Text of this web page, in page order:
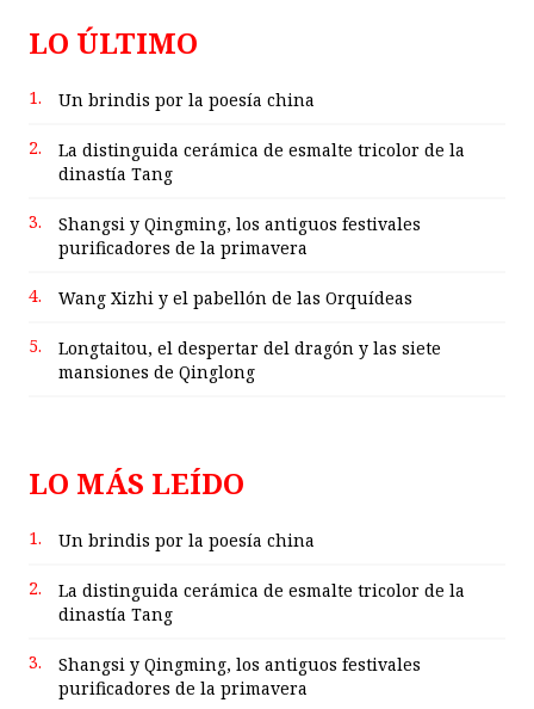
LO ÚLTIMO
1. Un brindis por la poesía china
2.
La distinguida cerámica de esmalte tricolor de la
dinastía Tang
3.
Shangsi y Qingming, los antiguos festivales
purificadores de la primavera
4. Wang Xizhi y el pabellón de las Orquídeas
5.
Longtaitou, el despertar del dragón y las siete
mansiones de Qinglong
LO MÁS LEÍDO
1. Un brindis por la poesía china
2.
La distinguida cerámica de esmalte tricolor de la
dinastía Tang
3.
Shangsi y Qingming, los antiguos festivales
purificadores de la primavera